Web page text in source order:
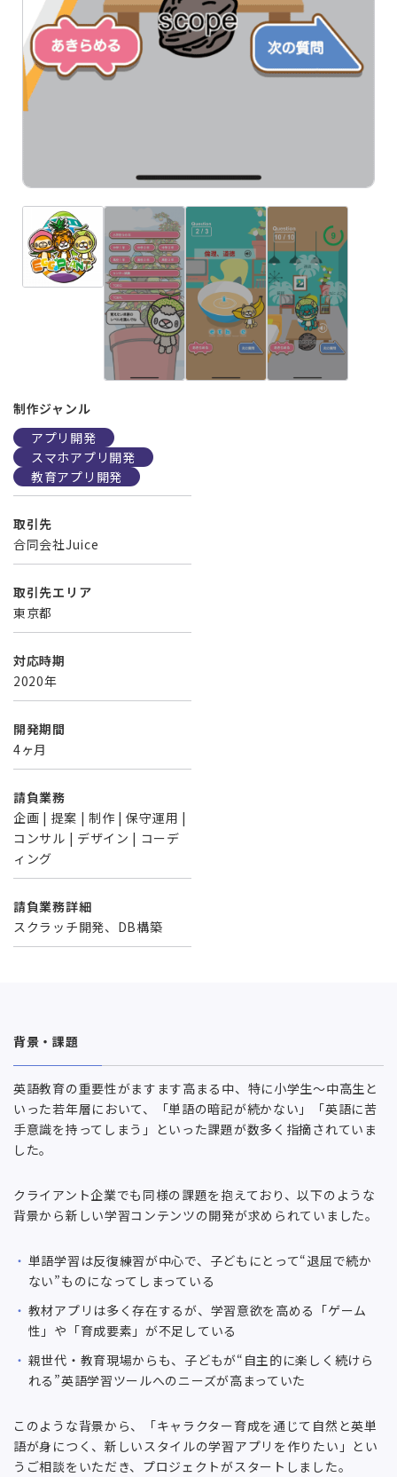
制作ジャンル
アプリ開発
スマホアプリ開発
教育アプリ開発
取引先
合同会社Juice
取引先エリア
東京都
対応時期
2020年
開発期間
4ヶ月
請負業務
企画 | 提案 | 制作 | 保守運用 |
コンサル | デザイン | コーデ
ィング
請負業務詳細
スクラッチ開発、DB構築
背景・課題
英語教育の重要性がますます高まる中、特に小学生〜中高生と
いった若年層において、「単語の暗記が続かない」「英語に苦
手意識を持ってしまう」といった課題が数多く指摘されていま
した。
クライアント企業でも同様の課題を抱えており、以下のような
背景から新しい学習コンテンツの開発が求められていました。
単語学習は反復練習が中心で、子どもにとって“退屈で続か
ない”ものになってしまっている
教材アプリは多く存在するが、学習意欲を高める「ゲーム
性」や「育成要素」が不足している
親世代・教育現場からも、子どもが“自主的に楽しく続けら
れる”英語学習ツールへのニーズが高まっていた
このような背景から、「キャラクター育成を通じて自然と英単
語が身につく、新しいスタイルの学習アプリを作りたい」とい
うご相談をいただき、プロジェクトがスタートしました。